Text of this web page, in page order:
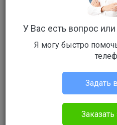
Администрация портала
Без указания категории
У Вас есть вопрос
Я могу быстро
Задать